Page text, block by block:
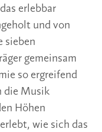
erlebbar
und von
sieben
gemeinsam
so ergreifend
die Musik
Höhen
wie sich das